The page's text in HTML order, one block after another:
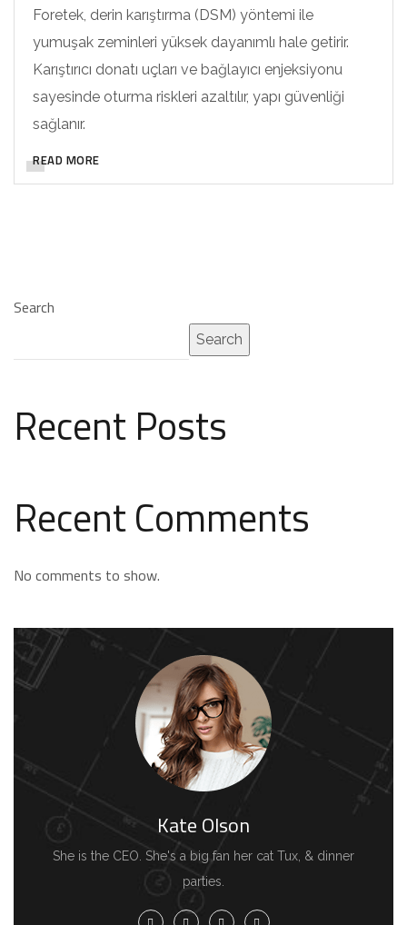
Foretek, derin karıştırma (DSM) yöntemi ile
yumuşak zeminleri yüksek dayanımlı hale getirir.
Karıştırıcı donatı uçları ve bağlayıcı enjeksiyonu
sayesinde oturma riskleri azaltılır, yapı güvenliği
sağlanır.
READ MORE
Search
Search
Recent Posts
Recent Comments
No comments to show.
Kate Olson
She is the CEO. She's a big fan her cat Tux, & dinner
parties.